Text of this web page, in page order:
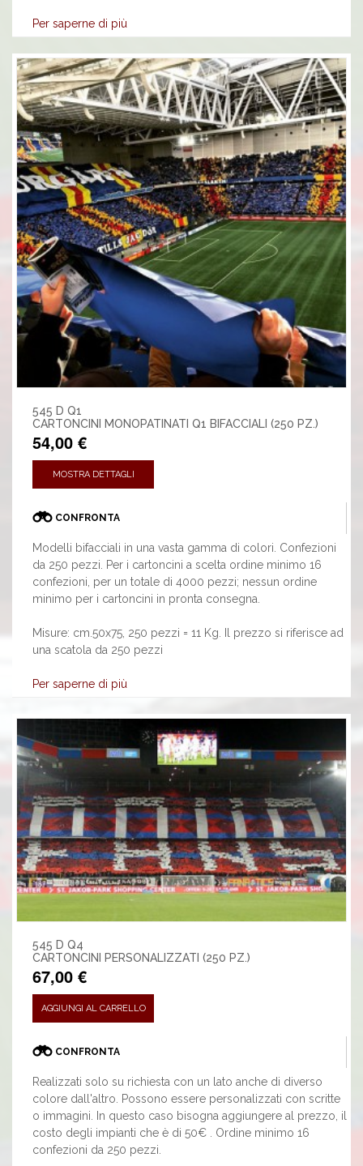
Per saperne di più
545 D Q1
CARTONCINI MONOPATINATI Q1 BIFACCIALI (250 PZ.)
54,00 €
MOSTRA DETTAGLI
CONFRONTA
Modelli bifacciali in una vasta gamma di colori. Confezioni
da 250 pezzi. Per i cartoncini a scelta ordine minimo 16
confezioni, per un totale di 4000 pezzi; nessun ordine
minimo per i cartoncini in pronta consegna.
Misure: cm.50x75, 250 pezzi = 11 Kg. Il prezzo si riferisce ad
una scatola da 250 pezzi
Per saperne di più
545 D Q4
CARTONCINI PERSONALIZZATI (250 PZ.)
67,00 €
AGGIUNGI AL CARRELLO
CONFRONTA
Realizzati solo su richiesta con un lato anche di diverso
colore dall'altro. Possono essere personalizzati con scritte
o immagini. In questo caso bisogna aggiungere al prezzo, il
costo degli impianti che è di 50€ . Ordine minimo 16
confezioni da 250 pezzi.